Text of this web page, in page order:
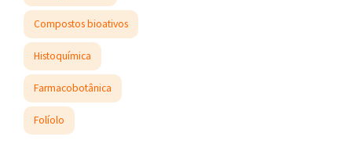
Compostos bioativos
Histoquímica
Farmacobotânica
Folíolo